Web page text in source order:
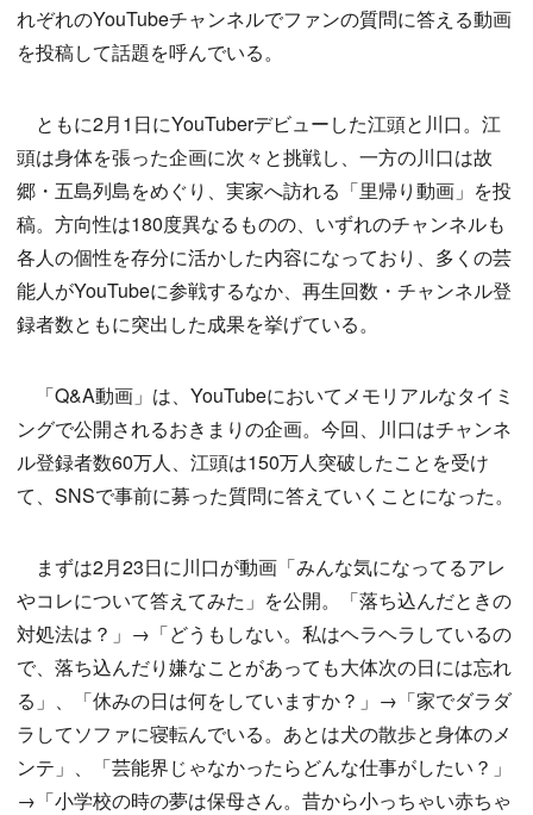
れぞれのYouTubeチャンネルでファンの質問に答える動画
を投稿して話題を呼んでいる。
ともに2月1日にYouTuberデビューした江頭と川口。江
頭は身体を張った企画に次々と挑戦し、一方の川口は故
郷・五島列島をめぐり、実家へ訪れる「里帰り動画」を投
稿。方向性は180度異なるものの、いずれのチャンネルも
各人の個性を存分に活かした内容になっており、多くの芸
能人がYouTubeに参戦するなか、再生回数・チャンネル登
録者数ともに突出した成果を挙げている。
「Q&A動画」は、YouTubeにおいてメモリアルなタイミ
ングで公開されるおきまりの企画。今回、川口はチャンネ
ル登録者数60万人、江頭は150万人突破したことを受け
て、SNSで事前に募った質問に答えていくことになった。
まずは2月23日に川口が動画「みんな気になってるアレ
やコレについて答えてみた」を公開。「落ち込んだときの
対処法は？」→「どうもしない。私はヘラヘラしているの
で、落ち込んだり嫌なことがあっても大体次の日には忘れ
る」、「休みの日は何をしていますか？」→「家でダラダ
ラしてソファに寝転んでいる。あとは犬の散歩と身体のメ
ンテ」、「芸能界じゃなかったらどんな仕事がしたい？」
→「小学校の時の夢は保母さん。昔から小っちゃい赤ちゃ